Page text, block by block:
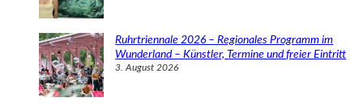
Ruhrtriennale 2026 – Regionales Programm im
Wunderland – Künstler, Termine und freier Eintritt
3. August 2026